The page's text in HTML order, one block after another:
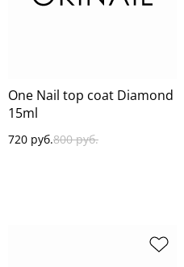
One Nail top coat Diamond
15ml
720 руб.800 руб.